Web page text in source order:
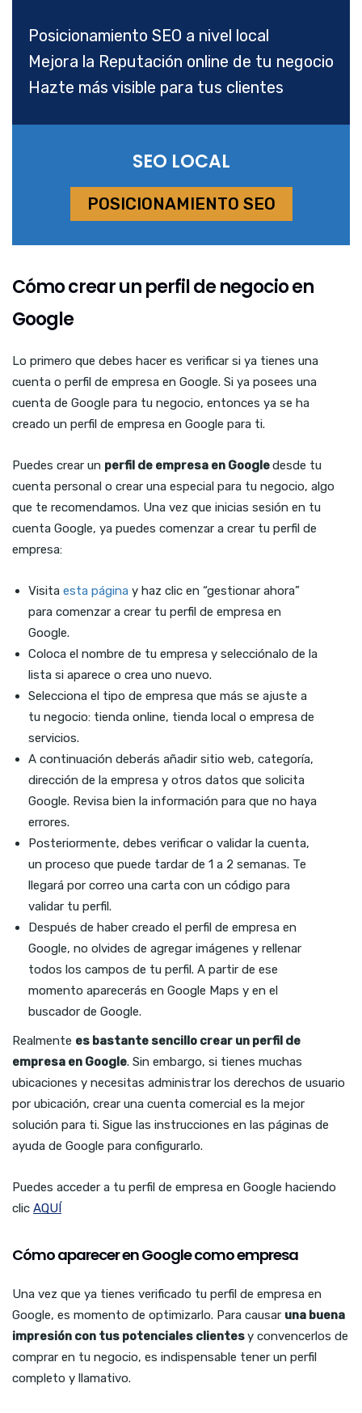
Posicionamiento SEO a nivel local
Mejora la Reputación online de tu negocio
Hazte más visible para tus clientes
SEO LOCAL
POSICIONAMIENTO SEO
Cómo crear un perfil de negocio en
Google
Lo primero que debes hacer es verificar si ya tienes una
cuenta o perfil de empresa en Google. Si ya posees una
cuenta de Google para tu negocio, entonces ya se ha
creado un perfil de empresa en Google para ti.
Puedes crear un perfil de empresa en Googledesde tu
cuenta personal o crear una especial para tu negocio, algo
que te recomendamos. Una vez que inicias sesión en tu
cuenta Google, ya puedes comenzar a crear tu perfil de
empresa:
Visita esta página y haz clic en “gestionar ahora”
para comenzar a crear tu perfil de empresa en
Google.
Coloca el nombre de tu empresa y selecciónalo de la
lista si aparece o crea uno nuevo.
Selecciona el tipo de empresa que más se ajuste a
tu negocio: tienda online, tienda local o empresa de
servicios.
A continuación deberás añadir sitio web, categoría,
dirección de la empresa y otros datos que solicita
Google. Revisa bien la información para que no haya
errores.
Posteriormente, debes verificar o validar la cuenta,
un proceso que puede tardar de 1 a 2 semanas. Te
llegará por correo una carta con un código para
validar tu perfil.
Después de haber creado el perfil de empresa en
Google, no olvides de agregar imágenes y rellenar
todos los campos de tu perfil. A partir de ese
momento aparecerás en Google Maps y en el
buscador de Google.
Realmente es bastante sencillo crear un perfil de
empresa en Google. Sin embargo, si tienes muchas
ubicaciones y necesitas administrar los derechos de usuario
por ubicación, crear una cuenta comercial es la mejor
solución para ti. Sigue las instrucciones en las páginas de
ayuda de Google para configurarlo.
Puedes acceder a tu perfil de empresa en Google haciendo
clic AQUÍ
Cómo aparecer en Google como empresa
Una vez que ya tienes verificado tu perfil de empresa en
Google, es momento de optimizarlo. Para causar una buena
impresión con tus potenciales clientesy convencerlos de
comprar en tu negocio, es indispensable tener un perfil
completo y llamativo.